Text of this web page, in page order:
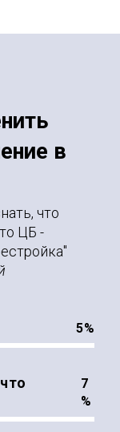
в
что
ЦБ -
%
%